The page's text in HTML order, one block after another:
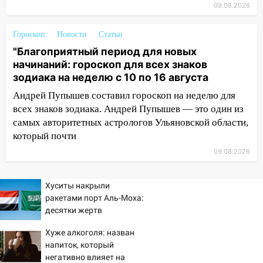
16:38 Прогноз погоды в Ульяновской
области на 9 августа
16:34 Из-за мощной непогоды в
Ульяновске отменили фестиваль «Наше
время»
16:17 Мелекесский район первым в
Ульяновской области намолотил более
15:17
Ульяновской области подали более 10
тысяч заявлений
после шторма: поваленные деревья и
затопленные улицы
09.08.2026
Гороскоп Новости Статьи
"Благоприятный период для новых
начинаний: гороскоп для всех знаков
зодиака на неделю с 10 по 16 августа
Андрей Пупышев составил гороскоп на неделю для
всех знаков зодиака. Андрей Пупышев — это один из
самых авторитетных астрологов Ульяновской области,
который почти
09.08.2026
Хуситы накрыли
ракетами порт Аль-Моха:
десятки жертв
Хуже алкоголя: назван
напиток, который
негативно влияет на